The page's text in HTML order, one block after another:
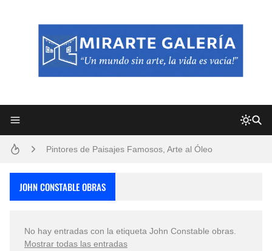
Pintores de Paisajes Famosos, Arte al Óleo
JOHN CONSTABLE OBRAS
No hay entradas con la etiqueta John Constable obras
Mostrar todas las entradas